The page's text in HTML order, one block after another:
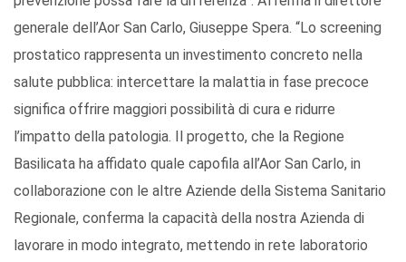
generale dell’Aor San Carlo, Giuseppe Spera. “Lo screening
prostatico rappresenta un investimento concreto nella
salute pubblica: intercettare la malattia in fase precoce
significa offrire maggiori possibilità di cura e ridurre
l’impatto della patologia. Il progetto, che la Regione
Basilicata ha affidato quale capofila all’Aor San Carlo, in
collaborazione con le altre Aziende della Sistema Sanitario
Regionale, conferma la capacità della nostra Azienda di
lavorare in modo integrato, mettendo in rete laboratorio